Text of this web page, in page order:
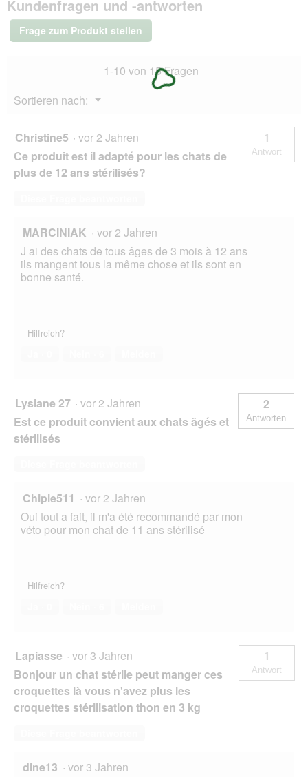
Trockenfutter
Mature
Adult,
Kundenfragen und -antworten
Frage zum Produkt stellen
1-10 von 15 Fragen
Sortieren nach:
▼
Menü
Christine5 · vor 2 Jahren
Ce produit est il adapté pour les chats de
plus de 12 ans stérilisés?
1
Antwort
MARCINIAK · vor 2 Jahren
J ai des chats de tous âges de 3 mois à 12 ans
ils mangent tous la même chose et ils sont en
bonne santé.
Hilfreich?
Lysiane 27 · vor 2 Jahren
Est ce produit convient aux chats âgés et
stérilisés
2
Antworten
Chipie511 · vor 2 Jahren
Oui tout a fait, il m'a été recommandé par mon
véto pour mon chat de 11 ans stérilisé
Hilfreich?
Lapiasse · vor 3 Jahren
Bonjour un chat stérile peut manger ces
croquettes là vous n'avez plus les
croquettes stérilisation thon en 3 kg
1
Antwort
dine13 · vor 3 Jahren